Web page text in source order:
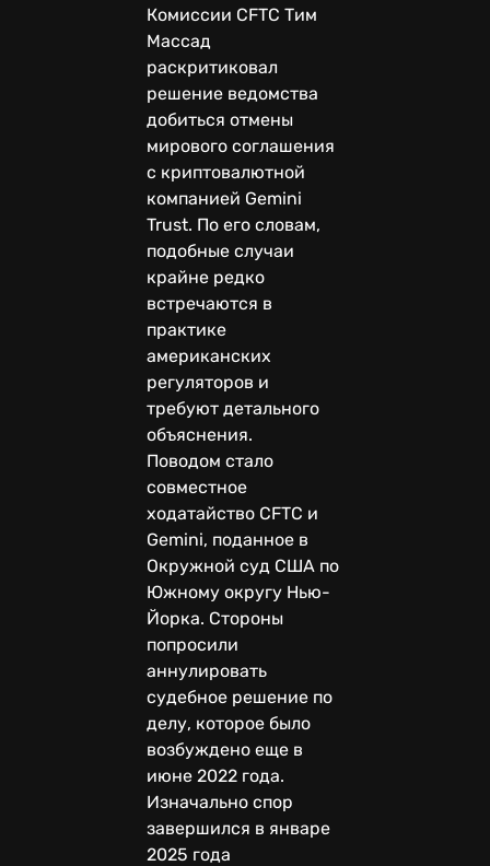
Комиссии CFTC Тим
Массад
раскритиковал
решение ведомства
добиться отмены
мирового соглашения
с криптовалютной
компанией Gemini
Trust. По его словам,
подобные случаи
крайне редко
встречаются в
практике
американских
регуляторов и
требуют детального
объяснения.
Поводом стало
совместное
ходатайство CFTC и
Gemini, поданное в
Окружной суд США по
Южному округу Нью-
Йорка. Стороны
попросили
аннулировать
судебное решение по
делу, которое было
возбуждено еще в
июне 2022 года.
Изначально спор
завершился в январе
2025 года